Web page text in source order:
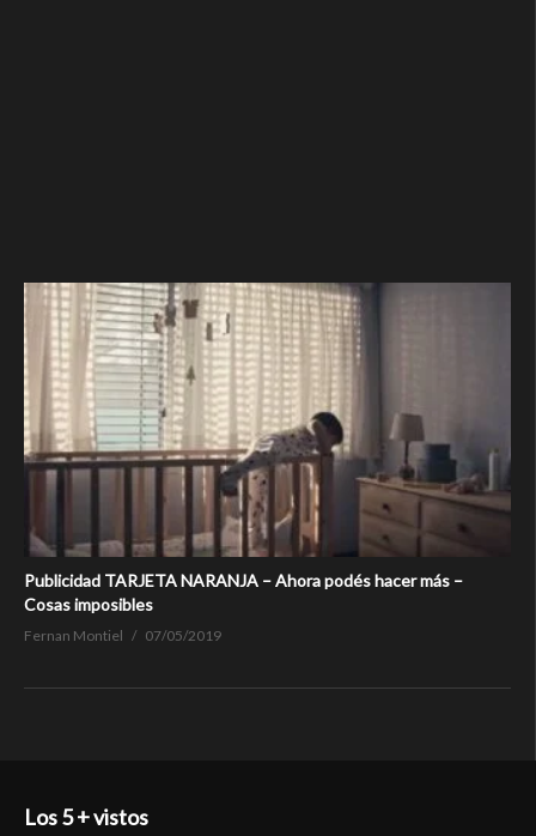
Publicidad TARJETA NARANJA – Ahora podés hacer más –
Cosas imposibles
Fernan Montiel 07/05/2019
Los 5 + vistos